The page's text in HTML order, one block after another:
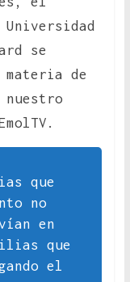
se
de
nuestro
que
no
en
que
el